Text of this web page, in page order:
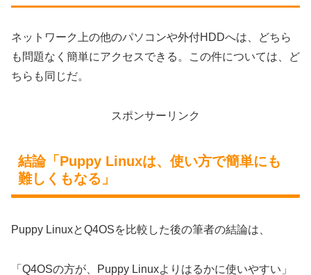
ネットワーク上の他のパソコンや外付HDDへは、どちら
も問題なく簡単にアクセスできる。この件については、ど
ちらも同じだ。
スポンサーリンク
結論「Puppy Linuxは、使い方で簡単にも
難しくもなる」
Puppy LinuxとQ4OSを比較した後の筆者の結論は、
「Q4OSの方が、Puppy Linuxよりはるかに使いやすい」